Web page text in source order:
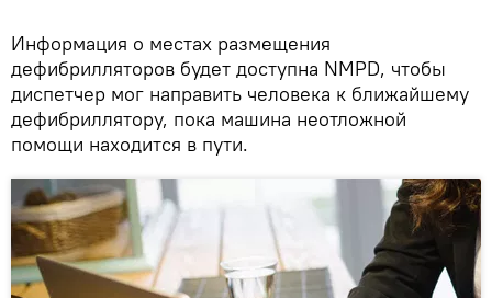
Информация о местах размещения
дефибрилляторов будет доступна NMPD, чтобы
диспетчер мог направить человека к ближайшему
дефибриллятору, пока машина неотложной
помощи находится в пути.